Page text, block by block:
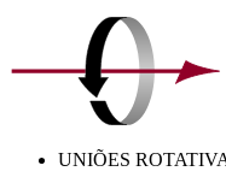
UNIÕES